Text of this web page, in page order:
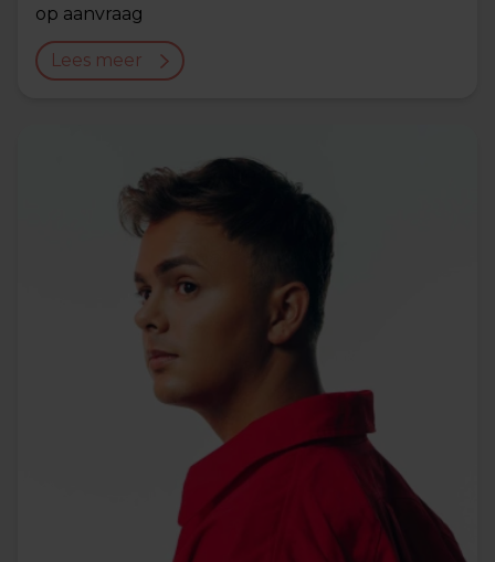
op aanvraag
Lees meer